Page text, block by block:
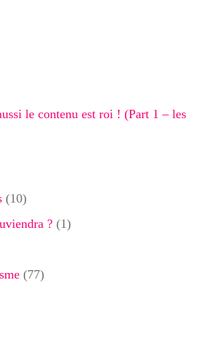
le contenu est roi ! (Part 1 – les
(10)
? (1)
(77)